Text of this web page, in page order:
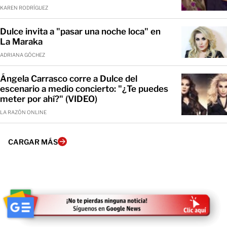
KAREN RODRÍGUEZ
Dulce invita a "pasar una noche loca" en
La Maraka
ADRIANA GÓCHEZ
Ángela Carrasco corre a Dulce del
escenario a medio concierto: "¿Te puedes
meter por ahí?" (VIDEO)
LA RAZÓN ONLINE
CARGAR MÁS